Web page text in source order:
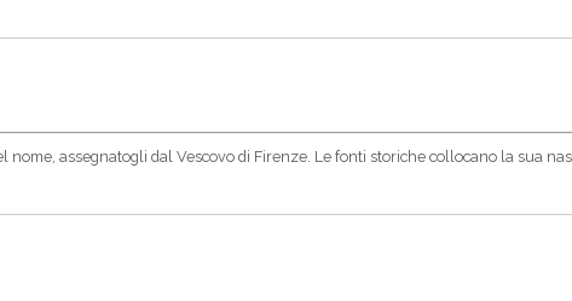
assegnatogli dal Vescovo di Firenze. Le fonti storiche collocano la sua